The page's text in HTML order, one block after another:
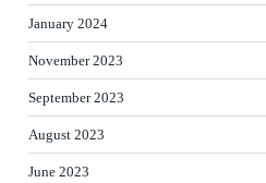
January 2024
November 2023
September 2023
August 2023
June 2023